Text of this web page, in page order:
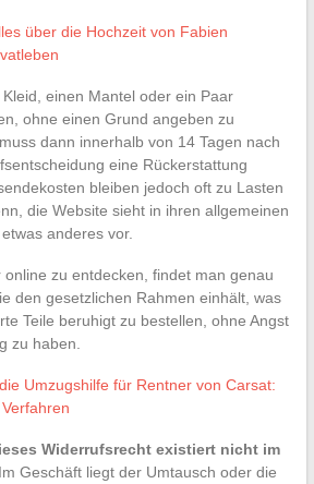
über die Hochzeit von Fabien
einen Mantel oder ein Paar
ohne einen Grund angeben zu
dann innerhalb von 14 Tagen nach
eine Rückerstattung
bleiben jedoch oft zu Lasten
die Website sieht in ihren allgemeinen
anderes vor.
zu entdecken, findet man genau
den gesetzlichen Rahmen einhält, was
Teile beruhigt zu bestellen, ohne Angst
zu haben.
Umzugshilfe für Rentner von Carsat:
Widerrufsrecht existiert nicht im
Im Geschäft liegt der Umtausch oder die